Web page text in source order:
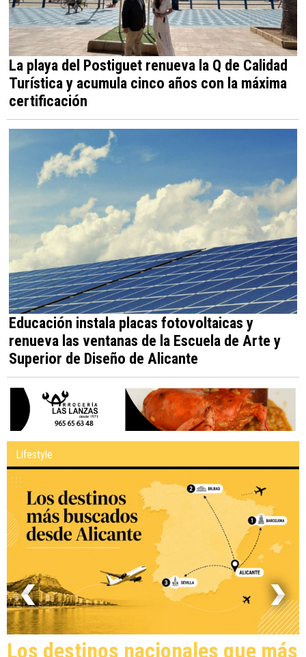
La playa del Postiguet renueva la Q de Calidad
Turística y acumula cinco años con la máxima
certificación
Educación instala placas fotovoltaicas y
renueva las ventanas de la Escuela de Arte y
Superior de Diseño de Alicante
Lifestyle
Los destinos nacionales que más